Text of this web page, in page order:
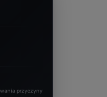
przyczyny